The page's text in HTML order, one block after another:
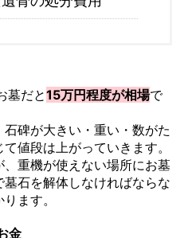
墓だと15万円程度が相場で
碑が大きい・重い・数がた
値段は上がっていきます。
重機が使えない場所にお墓
石を解体しなければならな
ます。
金